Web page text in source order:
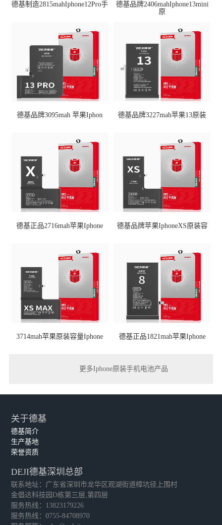
德基制造2815mahIphone12Pro手
德基品牌2406mahIphone13mini
原
德基品牌3095mah 苹果Iphon 德基品牌3227mah苹果13原装
德基正品2716mah苹果iphone 德基品牌苹果IphoneXS原装容
3714mah苹果原装容量Iphone 德基正品1821mah苹果iphone
更多Iphone原装手机电池产品
关于德基
德基简介
生产基地
荣誉资质
DEJI德基深圳总部
联系地址：广东省深圳市龙华区观湖街道樟坑径上围村
金倡达科技园D栋第三层,第四层
服务热线：13823179226
服务热线：0755-84708970